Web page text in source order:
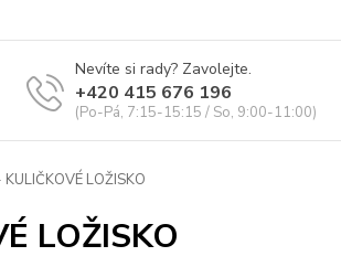
Nevíte si rady? Zavolejte.
+420 415 676 196
(Po-Pá, 7:15-15:15 / So, 9:00-11:00)
LOŽISKO
LOŽISKO